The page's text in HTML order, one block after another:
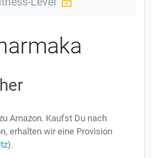
Amazon. Kaufst Du nach
erhalten wir eine Provision
).